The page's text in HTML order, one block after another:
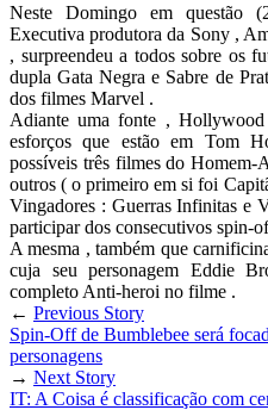
Neste Domingo em questão
Executiva produtora da Sony ,
, surpreendeu a todos sobre os
dupla Gata Negra e Sabre de
dos filmes Marvel .
Adiante uma fonte , Hollywood
esforços que estão em Tom
possíveis três filmes do Homem-
outros ( o primeiro em si foi
Vingadores : Guerras Infinitas e
participar dos consecutivos spin-
A mesma , também que
cuja seu personagem Eddie
completo Anti-heroi no filme .
← Previous Story
Spin-Off de Bumblebee será
personagens
→ Next Story
IT: A Coisa é classificação com